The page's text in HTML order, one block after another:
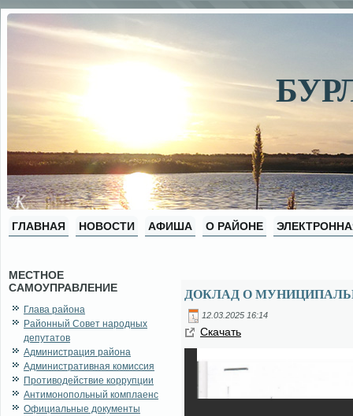
ГЛАВНАЯ НОВОСТИ АФИША О РАЙОНЕ
МЕСТНОЕ
САМОУПРАВЛЕНИЕ
Глава района
Районный Совет народных
депутатов
Администрация района
Административная комиссия
Противодействие коррупции
Антимонопольный комплаенс
Официальные документы
ДОКЛАД О
12.03.2025 16:14
Ска­чать